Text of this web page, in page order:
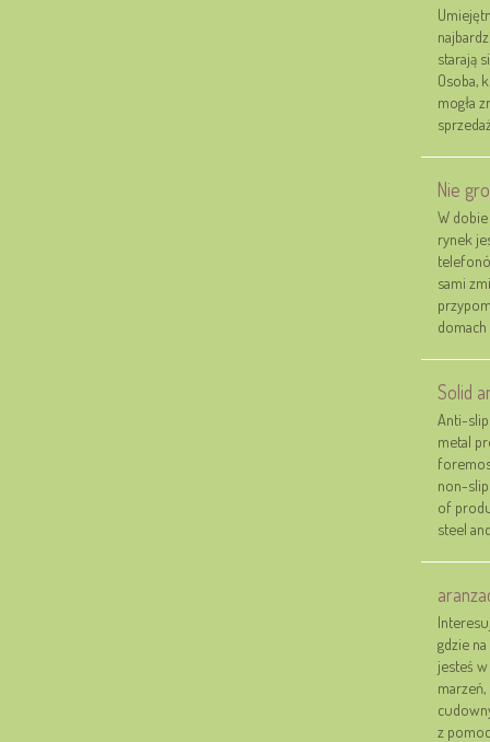
starają
Osoba,
mogła
Nie
W
rynek
sami
Solid
Anti-
metal
non-
of
steel
gdzie
jesteś
z